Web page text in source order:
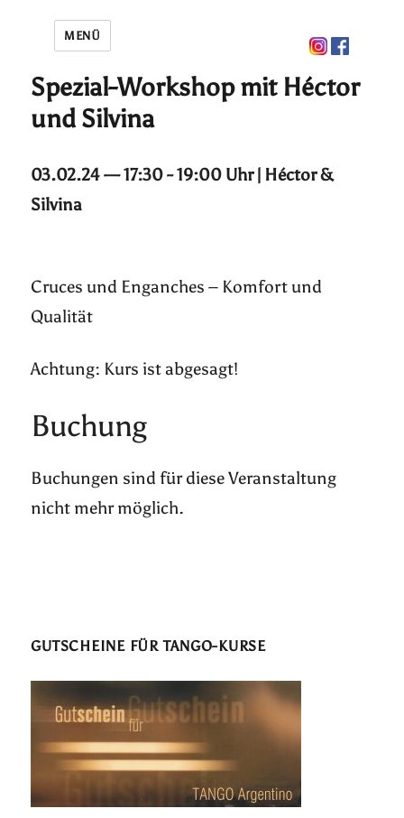
MENÜ
Spezial-Workshop mit Héctor
und Silvina
03.02.24 — 17:30 - 19:00 Uhr | Héctor &
Silvina
Cruces und Enganches – Komfort und
Qualität
Achtung: Kurs ist abgesagt!
Buchung
Buchungen sind für diese Veranstaltung
nicht mehr möglich.
GUTSCHEINE FÜR TANGO-KURSE